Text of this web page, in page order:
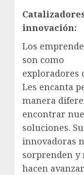
innovación:
Los
son como
exploradores
Les encanta
manera
encontrar
soluciones.
innovadoras
sorprenden y
hacen